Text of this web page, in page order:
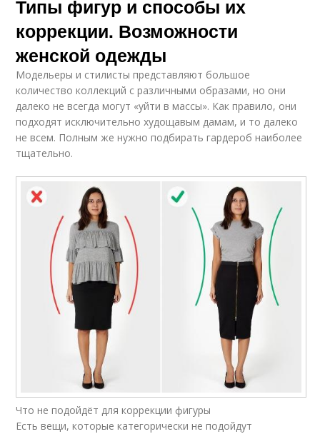
Типы фигур и способы их
коррекции. Возможности
женской одежды
Модельеры и стилисты представляют большое
количество коллекций с различными образами, но они
далеко не всегда могут «уйти в массы». Как правило, они
подходят исключительно худощавым дамам, и то далеко
не всем. Полным же нужно подбирать гардероб наиболее
тщательно.
Что не подойдёт для коррекции фигуры
Есть вещи, которые категорически не подойдут